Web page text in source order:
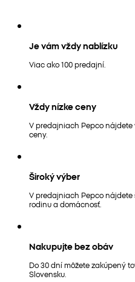
Je vám vždy nablízku
Viac ako 100 predajní.
Vždy nízke ceny
V predajniach Pepco nájdete
ceny.
Široký výber
V predajniach Pepco nájdete
rodinu a domácnosť.
Nakupujte bez obáv
Do 30 dní môžete zakúpený
Slovensku.